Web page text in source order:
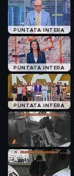
PUNTATA INTERA
PUNTATA INTERA
PUNTATA INTERA